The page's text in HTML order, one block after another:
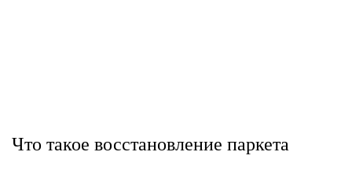
Что такое восстановление паркета